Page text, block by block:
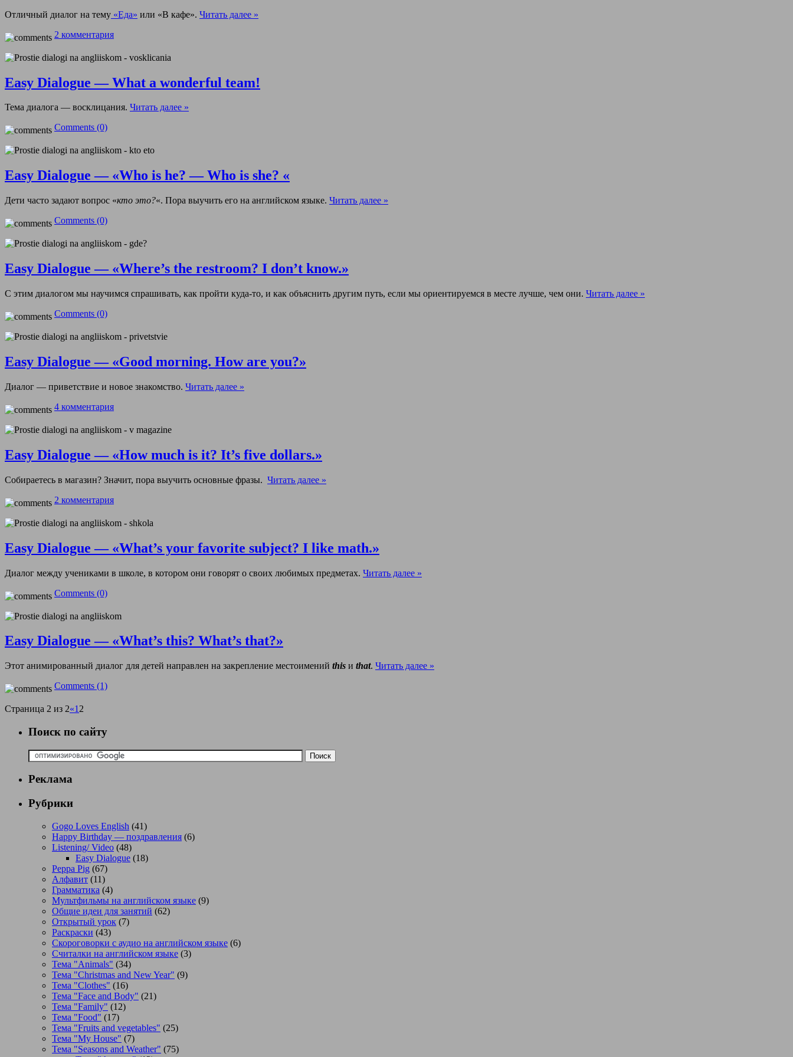
Отличный диалог на тему «Еда» или «В кафе». Читать далее »
2 комментария
Easy Dialogue — What a wonderful team!
Тема диалога — восклицания. Читать далее »
Comments (0)
Easy Dialogue — «Who is he? — Who is she? «
Дети часто задают вопрос «кто это?«. Пора выучить его на английском языке. Читать далее »
Comments (0)
Easy Dialogue — «Where’s the restroom? I don’t know.»
С этим диалогом мы научимся спрашивать, как пройти куда-то, и как объяснить другим путь, если мы ориентируемся в месте лучше, чем они. Читать далее »
Comments (0)
Easy Dialogue — «Good morning. How are you?»
Диалог — приветствие и новое знакомство. Читать далее »
4 комментария
Easy Dialogue — «How much is it? It’s five dollars.»
Собираетесь в магазин? Значит, пора выучить основные фразы. Читать далее »
2 комментария
Easy Dialogue — «What’s your favorite subject? I like math.»
Диалог между учениками в школе, в котором они говорят о своих любимых предметах. Читать далее »
Comments (0)
Easy Dialogue — «What’s this? What’s that?»
Этот анимированный диалог для детей направлен на закрепление местоимений this и that. Читать далее »
Comments (1)
Страница 2 из 2«1 2
Поиск по сайту
Реклама
Рубрики
Gogo Loves English (41)
Happy Birthday — поздравления (6)
Listening/ Video (48)
Easy Dialogue (18)
Peppa Pig (67)
Алфавит (11)
Грамматика (4)
Мультфильмы на английском языке (9)
Общие идеи для занятий (62)
Открытый урок (7)
Раскраски (43)
Скороговорки с аудио на английском языке (6)
Считалки на английском языке (3)
Тема "Animals" (34)
Тема "Christmas and New Year" (9)
Тема "Clothes" (16)
Тема "Face and Body" (21)
Тема "Family" (12)
Тема "Food" (17)
Тема "Fruits and vegetables" (25)
Тема "My House" (7)
Тема "Seasons and Weather" (75)